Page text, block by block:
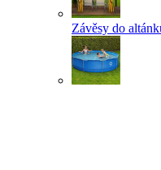
Závěsy do